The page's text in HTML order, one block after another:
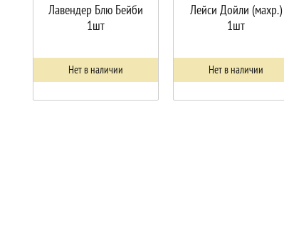
Лавендер Блю Бейби
1шт
Нет в наличии
Лейси Дойли (махр.)
1шт
Нет в наличии